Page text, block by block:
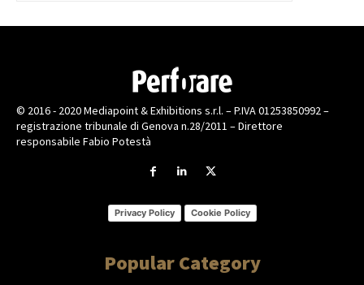
© 2016 - 2020 Mediapoint & Exhibitions s.r.l. – P.IVA 01253850992 –
registrazione tribunale di Genova n.28/2011 – Direttore
responsabile Fabio Potestà
Privacy Policy Cookie Policy
Popular Category